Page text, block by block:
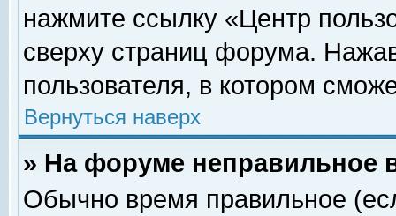
нажмите ссылку «Центр
сверху страниц форума.
пользователя, в котором
Вернуться наверх
» На форуме неправильное
Обычно время правильное